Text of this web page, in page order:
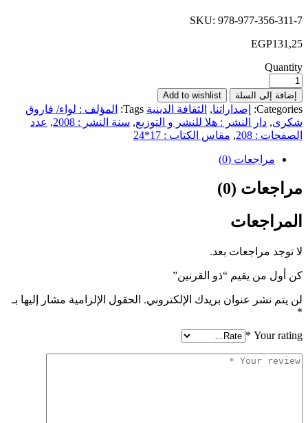
SKU: 978-977-356-311-7
EGP131,25
Quantity
إضافة إلى السلة Add to wishlist
Categories: إصداراتنا, الثقافة الدينية Tags:
المؤلف : لواء/ فاروق
شكرى, دار النشر : هلا للنشر و التوزيع, سنة النشر : 2008 , عدد
الصفحات : 208
, مقاس الكتاب : 17*24
مراجعات (0)
مراجعات (0)
المراجعات
لا توجد مراجعات بعد.
كن أول من يقيم “ذو القرنين”
لن يتم نشر عنوان بريدك الإلكتروني. الحقول الإلزامية مشار إليها بـ
*
Your rating
*